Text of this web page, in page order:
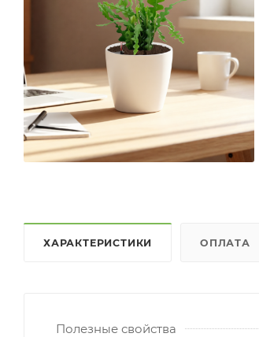
ХАРАКТЕРИСТИКИ ОПЛАТА
Полезные свойства